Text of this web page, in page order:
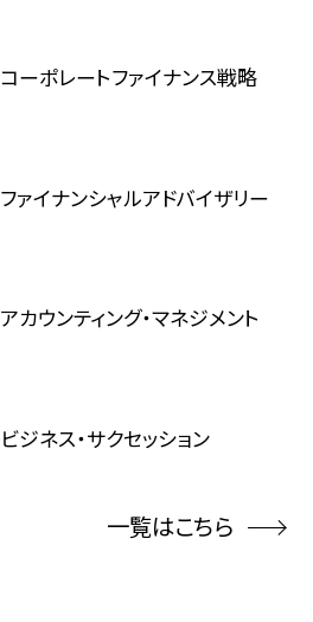
コーポレートファイナンス戦略
ファイナンシャルアドバイザリー
アカウンティング・マネジメント
ビジネス・サクセッション
一覧はこちら